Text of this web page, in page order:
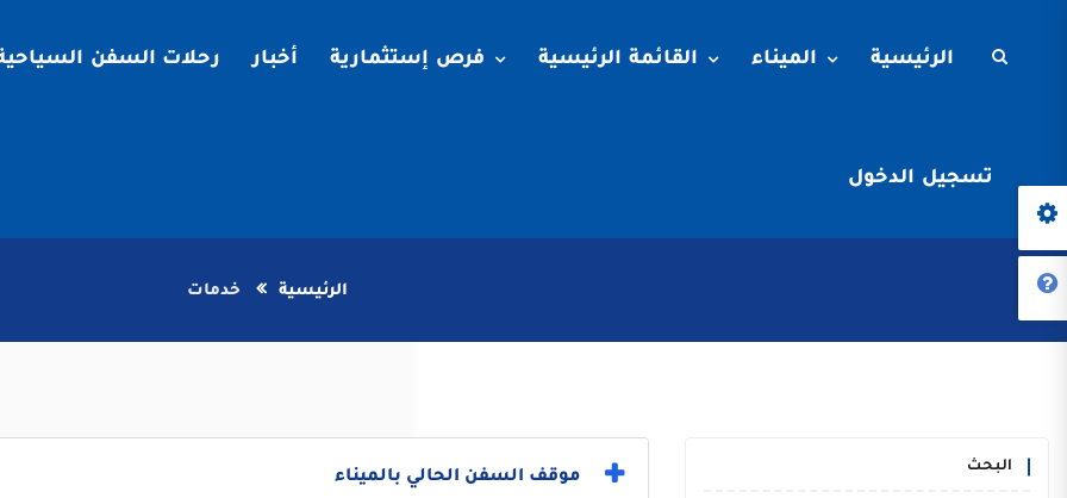
الرئيسية الميناء القائمة الرئيسية فرص إستثمارية أخبار رحلات السفن
تسجيل الدخول
الرئيسية خدمات
البحث
موقف السفن الحالي بالميناء